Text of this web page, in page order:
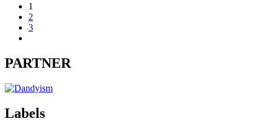
1
2
3
PARTNER
Labels